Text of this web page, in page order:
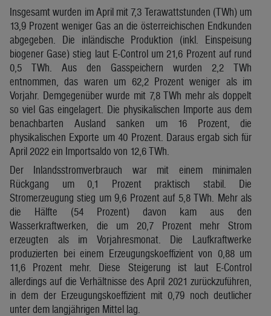
Insgesamt wurden im April mit 7,3 Terawattstunden (TWh) um
13,9 Prozent weniger Gas an die österreichischen Endkunden
abgegeben. Die inländische Produktion (inkl. Einspeisung
biogener Gase) stieg laut E-Control um 21,6 Prozent auf rund
0,5 TWh. Aus den Gasspeichern wurden 2,2 TWh
entnommen, das waren um 62,2 Prozent weniger als im
Vorjahr. Demgegenüber wurde mit 7,8 TWh mehr als doppelt
so viel Gas eingelagert. Die physikalischen Importe aus dem
benachbarten Ausland sanken um 16 Prozent, die
physikalischen Exporte um 40 Prozent. Daraus ergab sich für
April 2022 ein Importsaldo von 12,6 TWh.
Der Inlandsstromverbrauch war mit einem minimalen
Rückgang um 0,1 Prozent praktisch stabil. Die
Stromerzeugung stieg um 9,6 Prozent auf 5,8 TWh. Mehr als
die Hälfte (54 Prozent) davon kam aus den
Wasserkraftwerken, die um 20,7 Prozent mehr Strom
erzeugten als im Vorjahresmonat. Die Laufkraftwerke
produzierten bei einem Erzeugungskoeffizient von 0,88 um
11,6 Prozent mehr. Diese Steigerung ist laut E-Control
allerdings auf die Verhältnisse des April 2021 zurückzuführen,
in dem der Erzeugungskoeffizient mit 0,79 noch deutlicher
unter dem langjährigen Mittel lag.